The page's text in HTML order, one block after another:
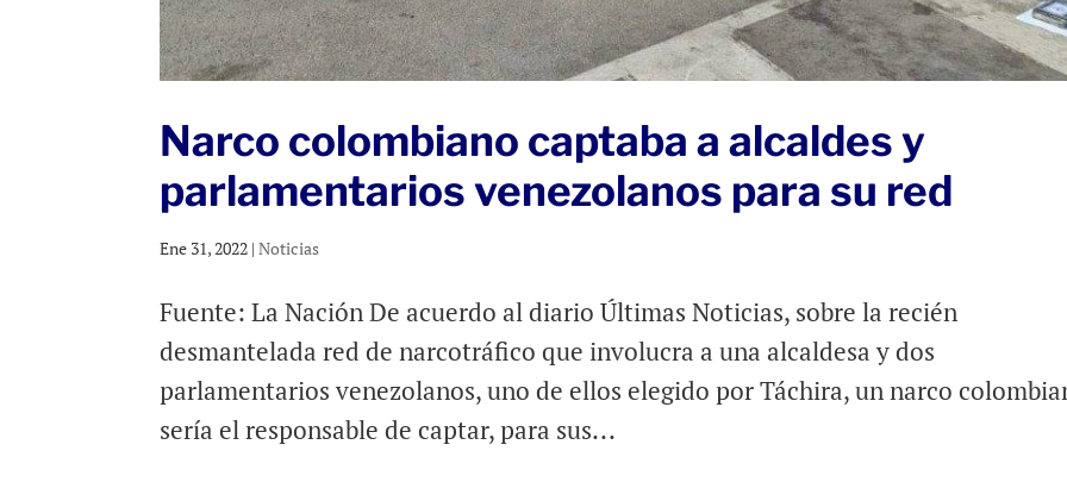
Narco colombiano captaba a alcaldes y
parlamentarios venezolanos para su red
Ene 31, 2022 |Noticias
Fuente: La Nación De acuerdo al diario Últimas Noticias, sobre la recién
desmantelada red de narcotráfico que involucra a una alcaldesa y dos
parlamentarios venezolanos, uno de ellos elegido por Táchira, un narco
sería el responsable de captar, para sus...